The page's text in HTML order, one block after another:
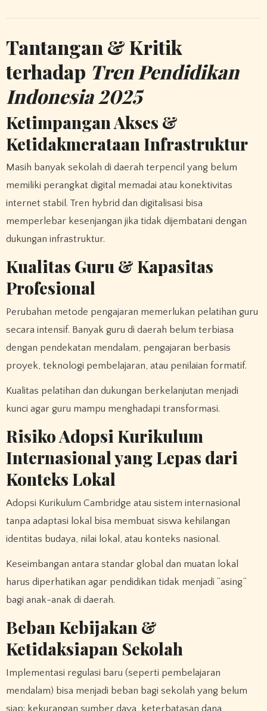
Tantangan & Kritik
terhadap Tren Pendidikan
Indonesia 2025
Ketimpangan Akses &
Ketidakmerataan Infrastruktur
Masih banyak sekolah di daerah terpencil yang belum
memiliki perangkat digital memadai atau konektivitas
internet stabil. Tren hybrid dan digitalisasi bisa
memperlebar kesenjangan jika tidak dijembatani dengan
dukungan infrastruktur.
Kualitas Guru & Kapasitas
Profesional
Perubahan metode pengajaran memerlukan pelatihan guru
secara intensif. Banyak guru di daerah belum terbiasa
dengan pendekatan mendalam, pengajaran berbasis
proyek, teknologi pembelajaran, atau penilaian formatif.
Kualitas pelatihan dan dukungan berkelanjutan menjadi
kunci agar guru mampu menghadapi transformasi.
Risiko Adopsi Kurikulum
Internasional yang Lepas dari
Konteks Lokal
Adopsi Kurikulum Cambridge atau sistem internasional
tanpa adaptasi lokal bisa membuat siswa kehilangan
identitas budaya, nilai lokal, atau konteks nasional.
Keseimbangan antara standar global dan muatan lokal
harus diperhatikan agar pendidikan tidak menjadi “asing”
bagi anak-anak di daerah.
Beban Kebijakan &
Ketidaksiapan Sekolah
Implementasi regulasi baru (seperti pembelajaran
mendalam) bisa menjadi beban bagi sekolah yang belum
siap: kekurangan sumber daya, keterbatasan dana,